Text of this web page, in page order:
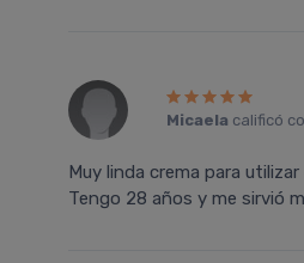
Micaela calificó
Muy linda crema para
Tengo 28 años y me sirvió